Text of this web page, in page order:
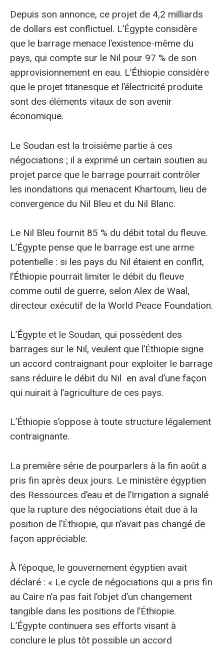
Depuis son annonce, ce projet de 4,2 milliards
de dollars est conflictuel. L’Égypte considère
que le barrage menace l’existence-même du
pays, qui compte sur le Nil pour 97 % de son
approvisionnement en eau. L’Éthiopie considère
que le projet titanesque et l’électricité produite
sont des éléments vitaux de son avenir
économique.
Le Soudan est la troisième partie à ces
négociations ; il a exprimé un certain soutien au
projet parce que le barrage pourrait contrôler
les inondations qui menacent Khartoum, lieu de
convergence du Nil Bleu et du Nil Blanc.
Le Nil Bleu fournit 85 % du débit total du fleuve.
L’Égypte pense que le barrage est une arme
potentielle : si les pays du Nil étaient en conflit,
l’Éthiopie pourrait limiter le débit du fleuve
comme outil de guerre, selon Alex de Waal,
directeur exécutif de la World Peace Foundation.
L’Égypte et le Soudan, qui possèdent des
barrages sur le Nil, veulent que l’Éthiopie signe
un accord contraignant pour exploiter le barrage
sans réduire le débit du Nil en aval d’une façon
qui nuirait à l’agriculture de ces pays.
L’Éthiopie s’oppose à toute structure légalement
contraignante.
La première série de pourparlers à la fin août a
pris fin après deux jours. Le ministère égyptien
des Ressources d’eau et de l’Irrigation a signalé
que la rupture des négociations était due à la
position de l’Éthiopie, qui n’avait pas changé de
façon appréciable.
À l’époque, le gouvernement égyptien avait
déclaré : « Le cycle de négociations qui a pris fin
au Caire n’a pas fait l’objet d’un changement
tangible dans les positions de l’Éthiopie.
L’Égypte continuera ses efforts visant à
conclure le plus tôt possible un accord